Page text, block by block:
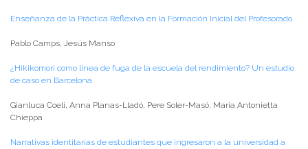
Enseñanza de la Práctica Reflexiva en la Formación Inicial del Profesorado
Pablo Camps, Jesús Manso
¿Hikikomori como línea de fuga de la escuela del rendimiento? Un estudio
de caso en Barcelona
Gianluca Coeli, Anna Planas-Lladó, Pere Soler-Masó, Maria Antonietta
Chieppa
Narrativas identitarias de estudiantes que ingresaron a la universidad a